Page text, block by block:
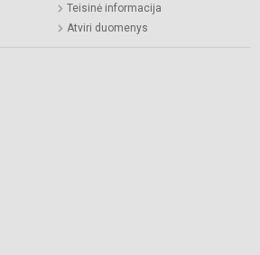
Teisinė informacija
Atviri duomenys